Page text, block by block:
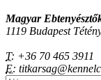
Magyar
1119 Budapest
T: +36 70 465 3911
E: